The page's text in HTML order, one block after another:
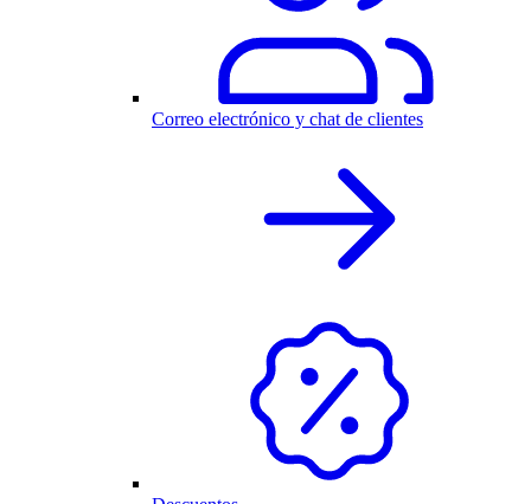
Correo electrónico y chat de clientes